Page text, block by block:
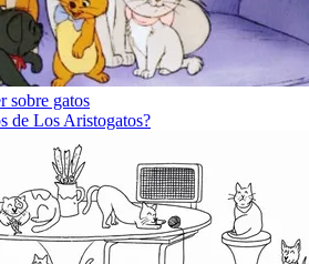
sobre gatos
de Los Aristogatos?